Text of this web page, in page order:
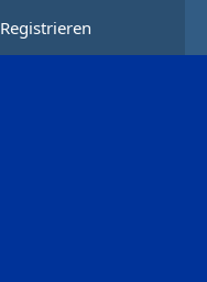
Registrieren